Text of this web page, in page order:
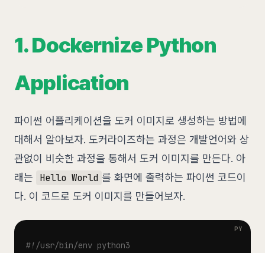
1. Dockernize Python
Application
파이썬 어플리케이션을 도커 이미지로 생성하는 방법에
대해서 알아보자. 도커라이즈하는 과정은 개발언어와 상
관없이 비슷한 과정을 통해서 도커 이미지를 만든다. 아
래는
Hello World 를 화면에 출력하는 파이썬 코드이
다. 이 코드로 도커 이미지를 만들어보자.
#!/usr/bin/env python3